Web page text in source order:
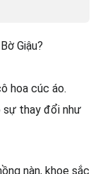
Giậu?
hoa cúc áo.
sự thay đổi như
nàn, khoe sắc